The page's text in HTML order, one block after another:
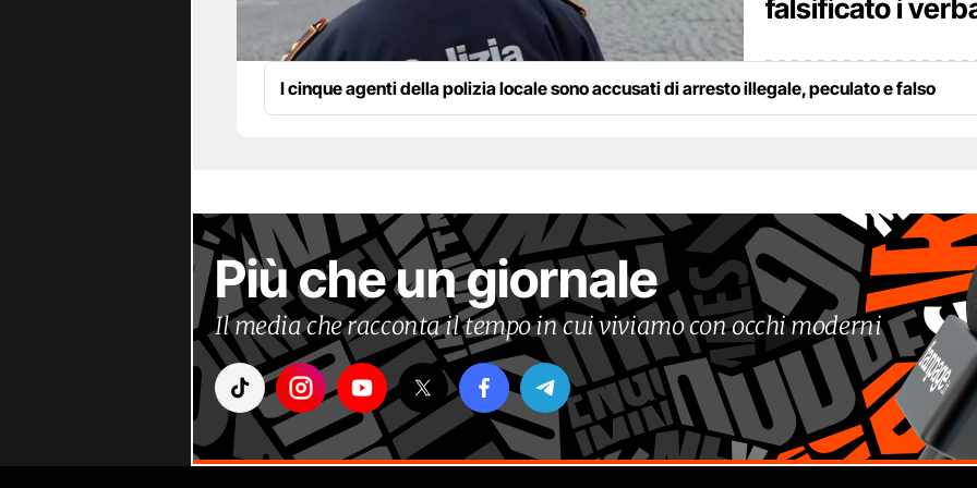
falsificato i
I cinque agenti della polizia locale sono accusati di arresto illegale, peculato e falso
Più che un giornale
Il media che racconta il tempo in cui viviamo con occhi moderni